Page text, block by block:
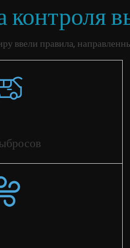
контроля
ввели правила,